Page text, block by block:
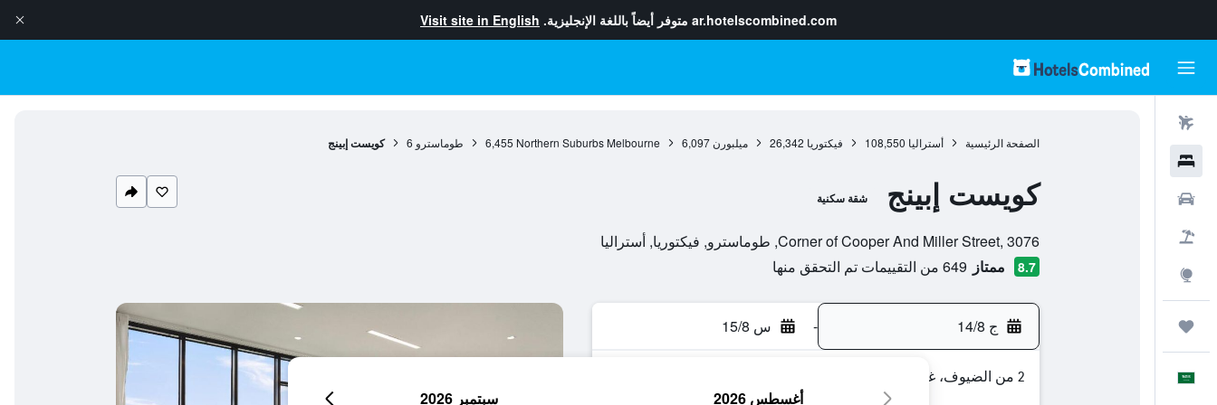
ar.hotelscombined.com متوفر أيضاً باللغة الإنجليزية. Visit site in English
الصفحة الرئيسية أستراليا 108,550 فيكتوريا 26,342 ميلبورن 6,097
Northern Suburbs Melbourne
6,455 طوماسترو 6 كويست إبينج
كويست إبينج شقة سكنية
Corner of Cooper And Miller Street, 3076, طوماسترو, فيكتوريا, أستراليا
8.7 ممتاز 649 من التقييمات تم التحقق منها
ج 14/8 - س 15/8
2 من الضيوف، غرفة واحدة
أغسطس 2026 سبتمبر 2026